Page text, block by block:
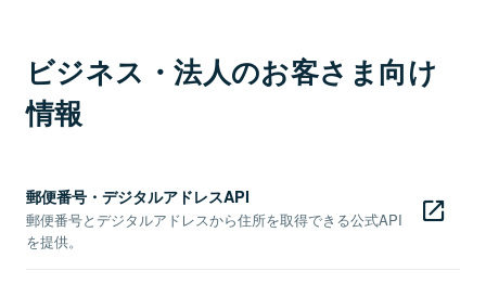
ビジネス・法人のお客さま向け
情報
郵便番号・デジタルアドレスAPI
郵便番号とデジタルアドレスから住所を取得できる公式API
を提供。